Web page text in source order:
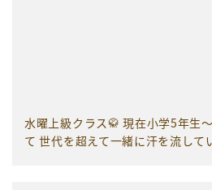
水曜上級クラス🥋 現在小学5年生
て 世代を超えて一緒に汗を流して